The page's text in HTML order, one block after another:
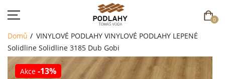
0
Domů VINYLOVÉ PODLAHY VINYLOVÉ PODLAHY LEPENÉ
Solidline Solidline 3185 Dub Gobi
Akce -13%